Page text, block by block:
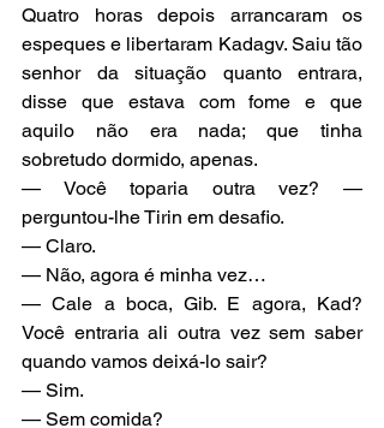
Quatro horas depois arrancaram os
espeques e libertaram Kadagv. Saiu tão
senhor da situação quanto entrara,
disse que estava com fome e que
aquilo não era nada; que tinha
sobretudo dormido, apenas.
— Você toparia outra vez? —
perguntou-lhe Tirin em desafio.
— Claro.
— Não, agora é minha vez…
— Cale a boca, Gib. E agora, Kad?
Você entraria ali outra vez sem saber
quando vamos deixá-lo sair?
— Sim.
— Sem comida?